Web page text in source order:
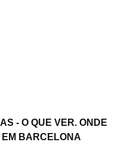
- O QUE VER. ONDE
EM BARCELONA